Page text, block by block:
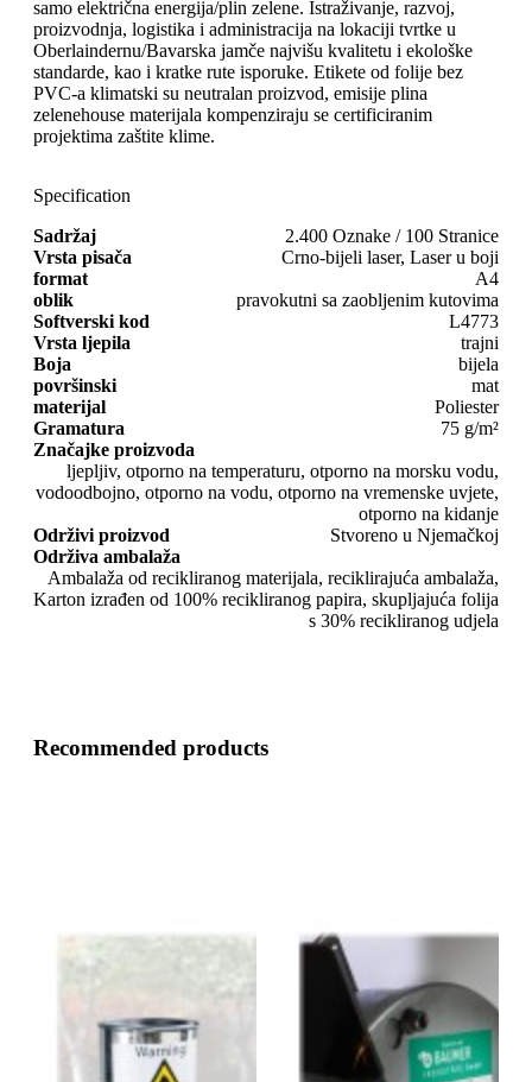
samo električna energija/plin zelene. Istraživanje, razvoj,
proizvodnja, logistika i administracija na lokaciji tvrtke u
Oberlaindernu/Bavarska jamče najvišu kvalitetu i ekološke
standarde, kao i kratke rute isporuke. Etikete od folije bez
PVC-a klimatski su neutralan proizvod, emisije plina
zelenehouse materijala kompenziraju se certificiranim
projektima zaštite klime.
Specification
Sadržaj
2.400 Oznake / 100 Stranice
Vrsta pisača
Crno-bijeli laser, Laser u boji
format
A4
oblik
pravokutni sa zaobljenim kutovima
Softverski kod
L4773
Vrsta ljepila
trajni
Boja
bijela
površinski
mat
materijal
Poliester
Gramatura
75 g/m²
Značajke proizvoda
ljepljiv, otporno na temperaturu, otporno na morsku vodu,
vodoodbojno, otporno na vodu, otporno na vremenske uvjete,
otporno na kidanje
Održivi proizvod
Stvoreno u Njemačkoj
Održiva ambalaža
Ambalaža od recikliranog materijala, reciklirajuća ambalaža,
Karton izrađen od 100% recikliranog papira, skupljajuća folija
s 30% recikliranog udjela
Recommended products